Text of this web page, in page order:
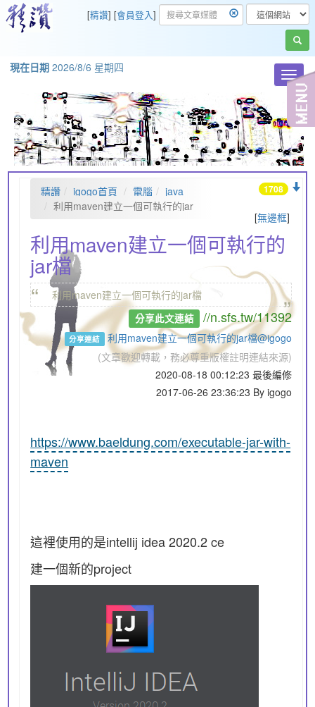
[精讚] [會員登入]
現在日期 2026/8/6 星期四
[無邊框]
精讚 igogo首頁 電腦
java
利用maven建立一個可執行的jar
1708
利用maven建立一個可執行的
jar檔
“ 利用maven建立一個可執行的jar檔 „
分享此文連結 //n.sfs.tw/11392
分享連結
利用maven建立一個可執行的jar檔@igogo
(文章歡迎轉載，務必尊重版權註明連結來源)
2020-08-18 00:12:23 最後編修
2017-06-26 23:36:23 By igogo
https://www.baeldung.com/executable-jar-with-
maven
這裡使用的是intellij idea 2020.2 ce
建一個新的project